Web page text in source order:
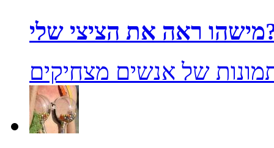
שלי?
של אנשים מצחיקים